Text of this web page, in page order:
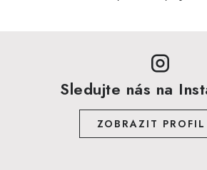
Sledujte nás na
ZOBRAZIT PROFIL